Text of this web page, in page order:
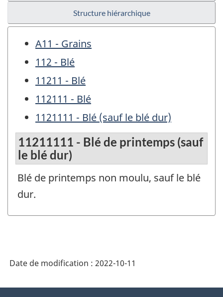
Structure hiérarchique
A11 - Grains
112 - Blé
11211 - Blé
112111 - Blé
1121111 - Blé (sauf le blé dur)
11211111 - Blé de printemps (sauf
le blé dur)
Blé de printemps non moulu, sauf le blé
dur.
Date de modification : 2022-10-11